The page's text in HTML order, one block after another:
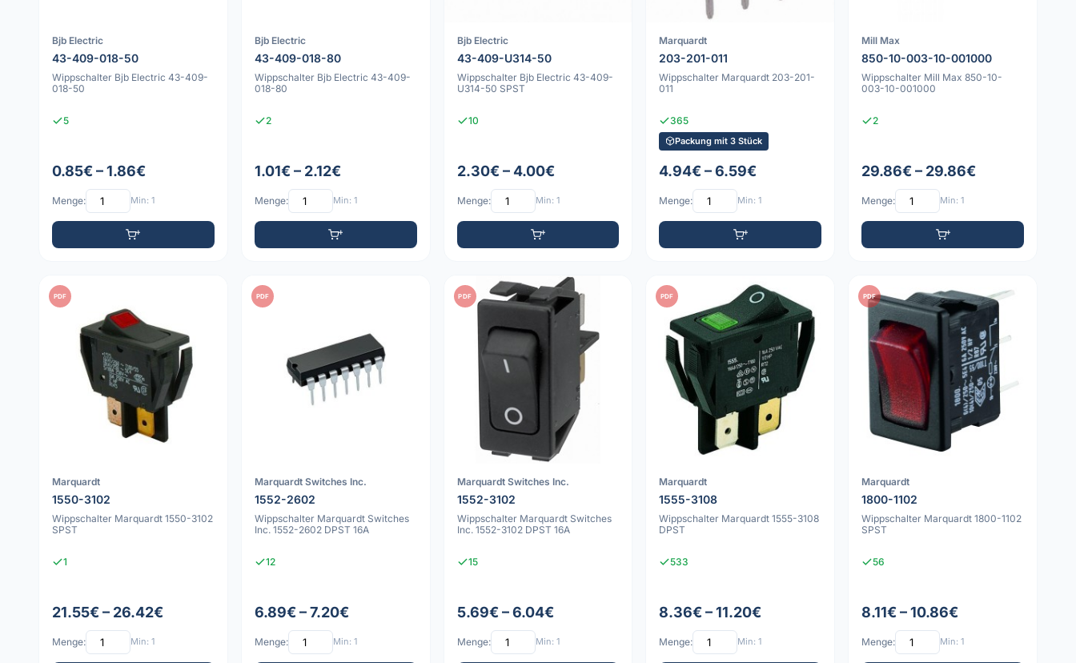
Bjb Electric
43-409-018-50
Wippschalter Bjb Electric 43-409-
018-50
5
0.85€ – 1.86€
Menge: Min: 1
Bjb Electric
43-409-018-80
Wippschalter Bjb Electric 43-409-
018-80
2
1.01€ – 2.12€
Menge: Min: 1
Bjb Electric
43-409-U314-50
Wippschalter Bjb Electric 43-409-
U314-50 SPST
10
2.30€ – 4.00€
Menge: Min: 1
Marquardt
203-201-011
Wippschalter Marquardt 203-201-
011
365
Packung mit 3 Stück
4.94€ – 6.59€
Menge: Min: 1
Mill Max
850-10-003-10-001000
Wippschalter Mill Max 850-10-
003-10-001000
2
29.86€ – 29.86€
Menge: Min: 1
PDF
Marquardt
1550-3102
Wippschalter Marquardt 1550-3102
SPST
1
21.55€ – 26.42€
Menge: Min: 1
PDF
Marquardt Switches Inc.
1552-2602
Wippschalter Marquardt Switches
Inc. 1552-2602 DPST 16A
12
6.89€ – 7.20€
Menge: Min: 1
PDF
Marquardt Switches Inc.
1552-3102
Wippschalter Marquardt Switches
Inc. 1552-3102 DPST 16A
15
5.69€ – 6.04€
Menge: Min: 1
PDF
Marquardt
1555-3108
Wippschalter Marquardt 1555-3108
DPST
533
8.36€ – 11.20€
Menge: Min: 1
PDF
Marquardt
1800-1102
Wippschalter Marquardt 1800-1102
SPST
56
8.11€ – 10.86€
Menge: Min: 1